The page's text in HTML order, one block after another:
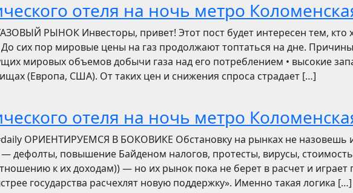
отеля на ночь метро
РЫНОК Инвесторы, привет! Этот пост будет интересен тем, кто
сих пор мировые цены на газ продолжают топтаться на дне. Причины
мировых объемов добычи газа над его потреблением • высокие
(Европа, США). От таких цен и снижения спроса страдает […]
отеля на ночь метро
ОРИЕНТИРУЕМСЯ В БОКОВИКЕ Обстановку на рынках не назовешь
— дефолты, повышение Байденом налогов, протесты, вирусы, стоимость
к их доходам)) — но их рынок пока не берет в расчет и играет
государства расчехлят новую поддержку». Именно такая логика […]